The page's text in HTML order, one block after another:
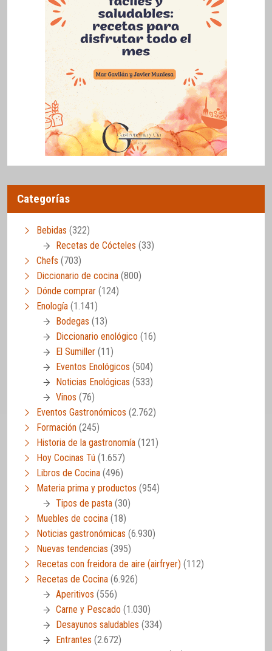
Categorías
Bebidas (322)
Recetas de Cócteles (33)
Chefs (703)
Diccionario de cocina (800)
Dónde comprar (124)
Enología (1.141)
Bodegas (13)
Diccionario enológico (16)
El Sumiller (11)
Eventos Enológicos (504)
Noticias Enológicas (533)
Vinos (76)
Eventos Gastronómicos (2.762)
Formación (245)
Historia de la gastronomía (121)
Hoy Cocinas Tú (1.657)
Libros de Cocina (496)
Materia prima y productos (954)
Tipos de pasta (30)
Muebles de cocina (18)
Noticias gastronómicas (6.930)
Nuevas tendencias (395)
Recetas con freidora de aire (airfryer) (112)
Recetas de Cocina (6.926)
Aperitivos (556)
Carne y Pescado (1.030)
Desayunos saludables (334)
Entrantes (2.672)